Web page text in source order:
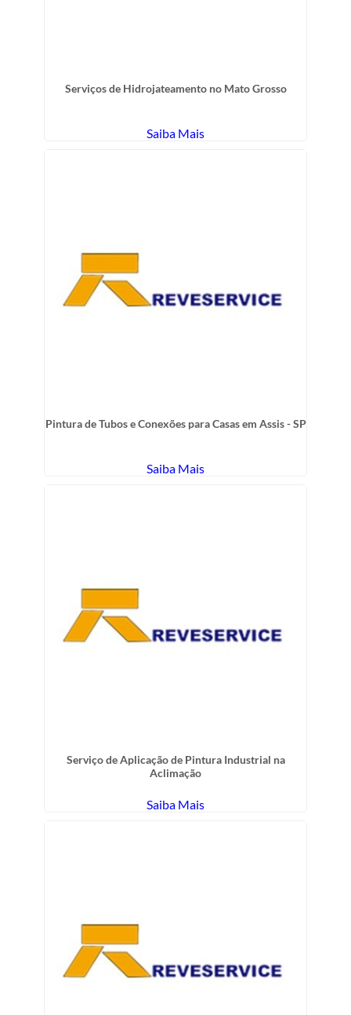
Serviços de Hidrojateamento no Mato Grosso
Saiba Mais
Pintura de Tubos e Conexões para Casas em Assis - SP
Saiba Mais
Serviço de Aplicação de Pintura Industrial na
Aclimação
Saiba Mais